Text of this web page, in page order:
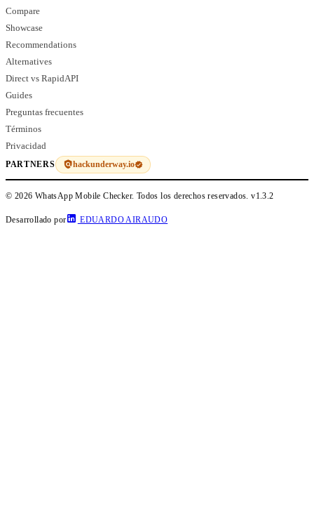
Compare
Showcase
Recommendations
Alternatives
Direct vs RapidAPI
Guides
Preguntas frecuentes
Términos
Privacidad
PARTNERS hackunderway.io
© 2026 WhatsApp Mobile Checker. Todos los derechos reservados.v1.3.2
Desarrollado por EDUARDO AIRAUDO